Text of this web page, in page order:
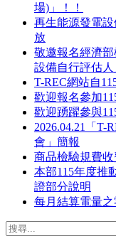
場)」！！
再生能源發電設
放
敬邀報名經濟
設備自行評估人
T-REC網站自
歡迎報名參加
歡迎踴躍參與
2026.04.21「T-
會」簡報
商品檢驗規費
本部115年度推
證部分說明
每月結算電量